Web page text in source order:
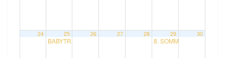
24 25
BABYTREFF mit Bettina
26 27 28 29
8. SOMMERFEST im
30